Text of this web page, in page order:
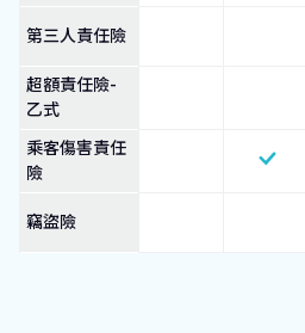
第三人責任險
超額責任險-
乙式
乘客傷害責任
險
竊盜險